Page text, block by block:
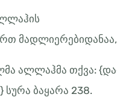
ალლაჰმა თქვა:
ბაყარა 238.